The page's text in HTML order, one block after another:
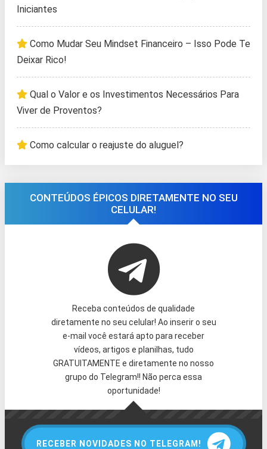
Iniciantes
Como Mudar Seu Mindset Financeiro – Isso Pode Te
Deixar Rico!
Qual o Valor e os Investimentos Necessários Para
Viver de Proventos?
Como calcular o reajuste do aluguel?
CONTEÚDOS ÉPICOS DIRETAMENTE NO SEU
CELULAR!
Receba conteúdos de qualidade
diretamente no seu celular! Ao inserir o seu
e-mail você estará apto para receber
vídeos, artigos e planilhas, tudo
GRATUITAMENTE e diretamente no nosso
grupo do Telegram!! Não perca essa
oportunidade!
RECEBER NOVIDADES NO TELEGRAM!